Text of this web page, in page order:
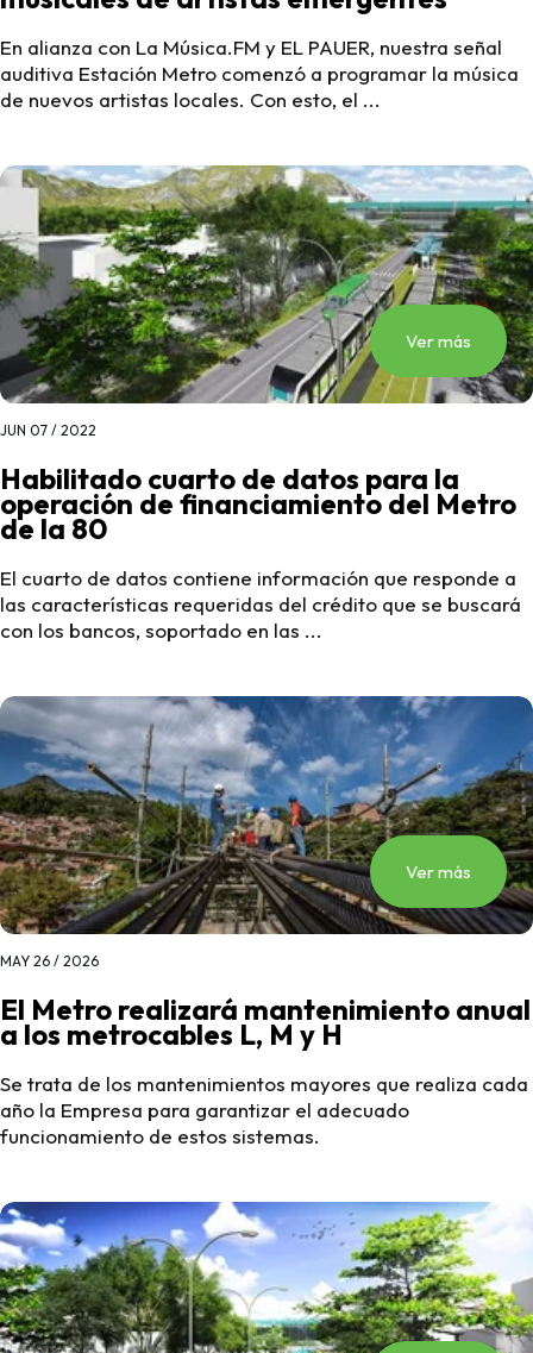
En alianza con La Música.FM y EL PAUER, nuestra señal
auditiva Estación Metro comenzó a programar la música
de nuevos artistas locales. Con esto, el ...
Ver más
JUN 07 / 2022
Habilitado cuarto de datos para la
operación de financiamiento del Metro
de la 80
El cuarto de datos contiene información que responde a
las características requeridas del crédito que se buscará
con los bancos, soportado en las ...
Ver más
MAY 26 / 2026
El Metro realizará mantenimiento anual
a los metrocables L, M y H
Se trata de los mantenimientos mayores que realiza cada
año la Empresa para garantizar el adecuado
funcionamiento de estos sistemas.